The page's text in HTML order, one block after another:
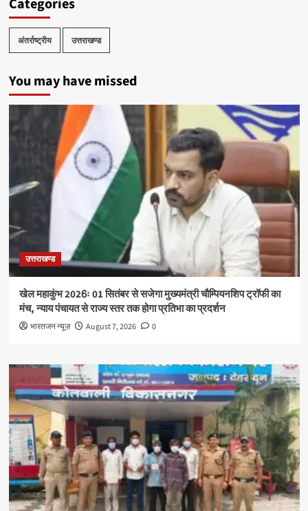
Categories
अंतर्राष्ट्रीय उत्तराखण्ड
You may have missed
उत्तराखण्ड
खेल महाकुंभ 2026ः 01 सितंबर से सजेगा मुख्यमंत्री चौम्पियनशिप ट्रॉफी का
मंच, न्याय पंचायत से राज्य स्तर तक होगा प्रतिभा का प्रदर्शन
भारतजन न्यूज़ August 7, 2026 0